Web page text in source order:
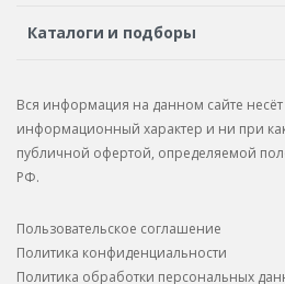
Автосервисы
Бонусная
Рекламации по услугам
Каталоги и подборы
Подбор запчастей
Каталог запчастей
Вся информация на данном сайте
информационный характер и ни при
публичной офертой, определяемой
РФ.
Пользовательское соглашение
Политика конфиденциальности
Политика обработки персональных